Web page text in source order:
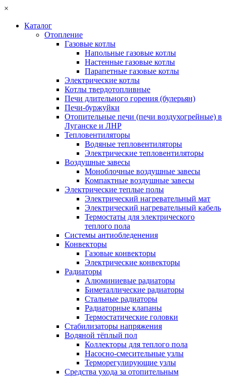
×
Каталог
Отопление
Газовые котлы
Напольные газовые котлы
Настенные газовые котлы
Парапетные газовые котлы
Электрические котлы
Котлы твердотопливные
Печи длительного горения (булерьян)
Печи-буржуйки
Отопительные печи (печи воздухогрейные) в
Луганске и ЛНР
Тепловентиляторы
Водяные тепловентиляторы
Электрические тепловентиляторы
Воздушные завесы
Моноблочные воздушные завесы
Компактные воздушные завесы
Электрические теплые полы
Электрический нагревательный мат
Электрический нагревательный кабель
Термостаты для электрического
теплого пола
Системы антиобледенения
Конвекторы
Газовые конвекторы
Электрические конвекторы
Радиаторы
Алюминиевые радиаторы
Биметаллические радиаторы
Стальные радиаторы
Радиаторные клапаны
Термостатические головки
Стабилизаторы напряжения
Водяной тёплый пол
Коллекторы для теплого пола
Насосно-смесительные узлы
Терморегулирующие узлы
Средства ухода за отопительным